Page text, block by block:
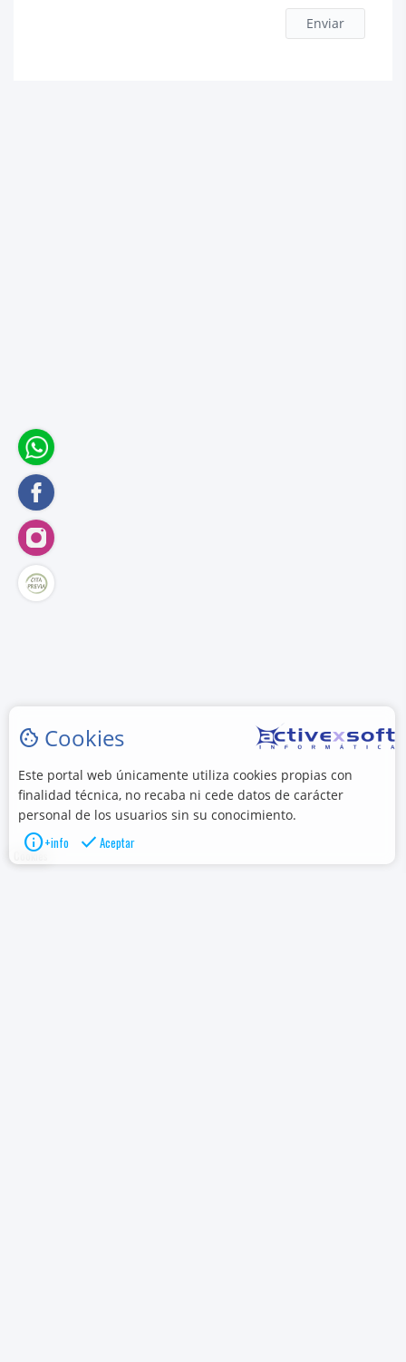
Enviar
Cookies
cookie Cookies
Este portal web únicamente utiliza cookies propias con
finalidad técnica, no recaba ni cede datos de carácter
personal de los usuarios sin su conocimiento.
info+info check Aceptar